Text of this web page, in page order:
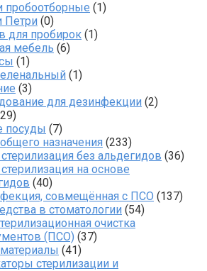
(1)
Петри (0)
для пробирок (1)
мебель (6)
(1)
(1)
(3)
для дезинфекции (2)
посуды (7)
назначения (233)
без альдегидов (36)
на основе
(40)
совмещённая с ПСО (137)
в стоматологии (54)
очистка
(ПСО) (37)
(41)
стерилизации и